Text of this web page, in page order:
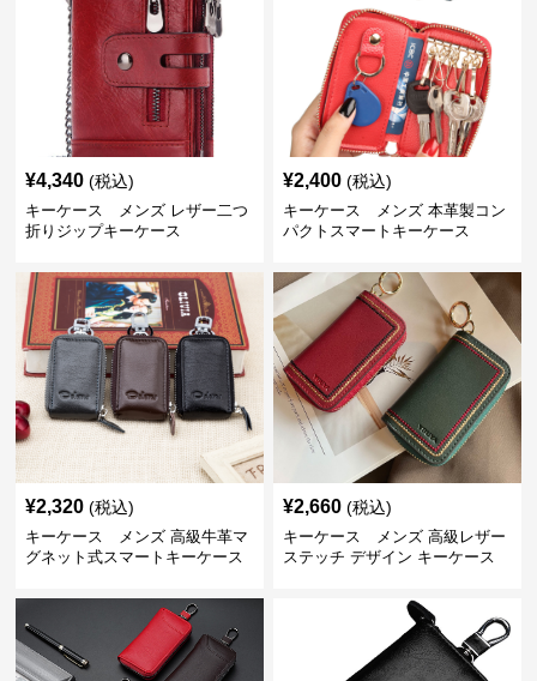
¥4,340 (税込)
キーケース メンズ レザー二つ
折りジップキーケース
¥2,400 (税込)
キーケース メンズ 本革製コン
パクトスマートキーケース
¥2,320 (税込)
キーケース メンズ 高級牛革マ
グネット式スマートキーケース
¥2,660 (税込)
キーケース メンズ 高級レザー
ステッチ デザイン キーケース